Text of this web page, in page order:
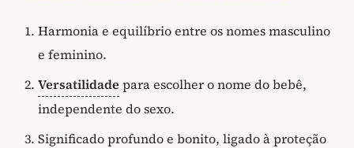
Harmonia e equilíbrio entre os nomes masculino
e feminino.
Versatilidade para escolher o nome do bebê,
independente do sexo.
Significado profundo e bonito, ligado à proteção